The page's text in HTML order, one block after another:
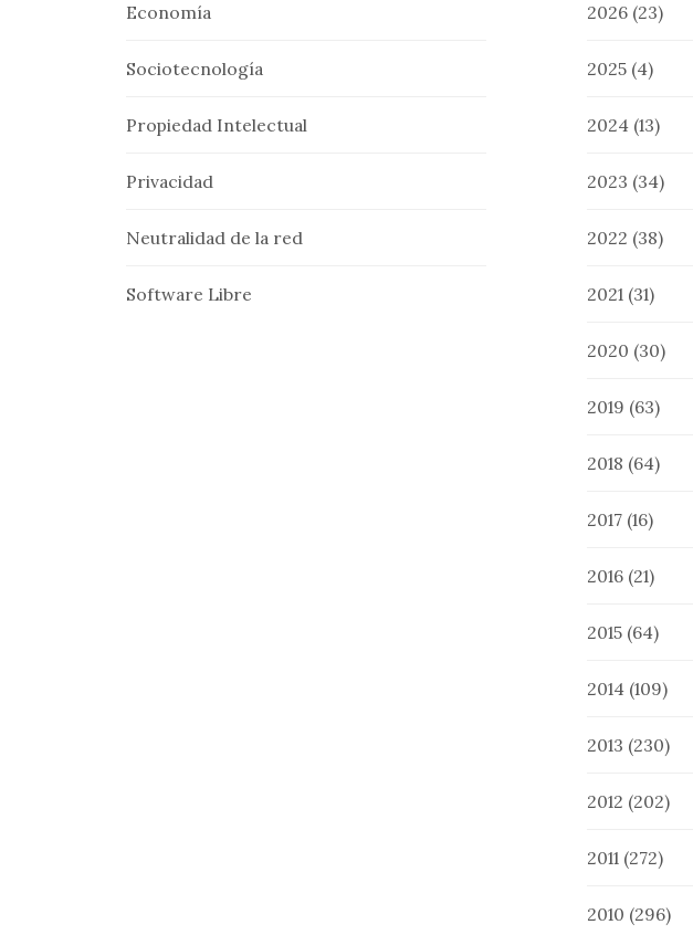
Economía
Sociotecnología
Propiedad Intelectual
Privacidad
Neutralidad de la red
Software Libre
2026 (23)
2025 (4)
2024 (13)
2023 (34)
2022 (38)
2021 (31)
2020 (30)
2019 (63)
2018 (64)
2017 (16)
2016 (21)
2015 (64)
2014 (109)
2013 (230)
2012 (202)
2011 (272)
2010 (296)